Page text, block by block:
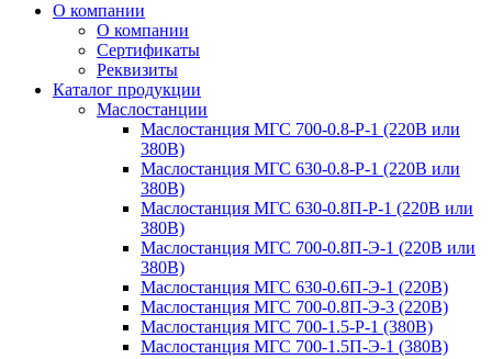
О компании
О компании
Сертификаты
Реквизиты
Каталог продукции
Маслостанции
Маслостанция МГС 700-0.8-Р-1 (220В или
380В)
Маслостанция МГС 630-0.8-Р-1 (220В или
380В)
Маслостанция МГС 630-0.8П-Р-1 (220В или
380В)
Маслостанция МГС 700-0.8П-Э-1 (220В или
380В)
Маслостанция МГС 630-0.6П-Э-1 (220В)
Маслостанция МГС 700-0.8П-Э-3 (220В)
Маслостанция МГС 700-1.5-Р-1 (380В)
Маслостанция МГС 700-1.5П-Э-1 (380В)